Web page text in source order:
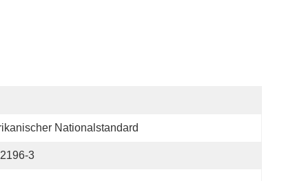
Nationalstandard
3